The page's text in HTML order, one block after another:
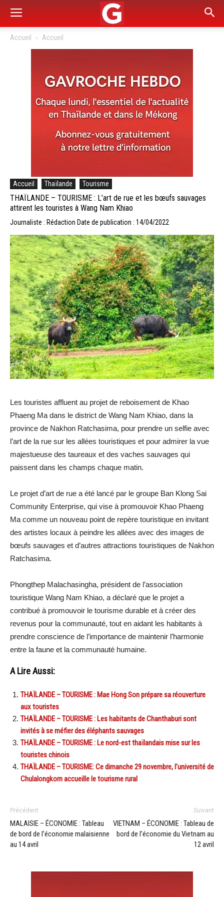
Accueil Accueil
Accueil Thaïlande Tourisme
THAÏLANDE – TOURISME : L’art de rue et les bœufs sauvages
attirent les touristes à Wang Nam Khiao
Journaliste : Rédaction Date de publication : 14/04/2022
Les touristes affluent au projet de reboisement de Khao
Phaeng Ma dans le district de Wang Nam Khiao, dans la
province de Nakhon Ratchasima, pour prendre un selfie avec
l’art de la rue sur les allées touristiques et pour admirer la vue
majestueuse des taureaux et des vaches sauvages qui
paissent dans les champs chaque matin.
Le projet d’art de rue a été lancé par le groupe Ban Klong Sai
Community Enterprise, qui vise à promouvoir Khao Phaeng
Ma comme un nouveau point de repère touristique en invitant
des artistes locaux à peindre les allées avec des images de
bœufs sauvages et d’autres attractions touristiques de Nakhon
Ratchasima.
Phongthep Malachasingha, président de l’association
touristique Wang Nam Khiao, a déclaré que le projet a
contribué à promouvoir le tourisme durable et à créer des
revenus pour la communauté, tout en aidant les habitants à
prendre conscience de l’importance de maintenir l’harmonie
entre la faune et la communauté humaine.
A Lire Aussi:
THAÏLANDE – TOURISME : Mae Hong Son prépare sa réouverture
aux touristes
THAÏLANDE – TOURISME : Les habitants de Chanthaburi sont
invités à se méfier des éléphants sauvages
THAÏLANDE – TOURISME : Le nord-est thaïlandais mise sur les
touristes chinois
THAÏLANDE – TOURISME: Ce dimanche 29 novembre, l’université de
Chulalongkorn accueille le tourisme rural
Précédent
MALAISIE – ÉCONOMIE : Tableau
de bord de l’économie malaisienne
au 14 avril
Suivant
VIETNAM – ÉCONOMIE : Tableau de
bord de l’économie du Vietnam au
12 avril